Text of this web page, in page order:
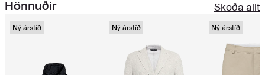
Hönnuðir Skoða allt
Ný árstíð Ný árstíð Ný árstíð